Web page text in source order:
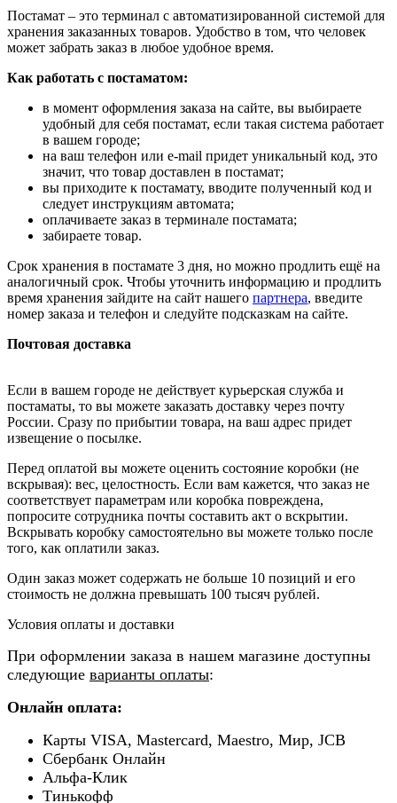
Постамат – это терминал с автоматизированной системой для
хранения заказанных товаров. Удобство в том, что человек
может забрать заказ в любое удобное время.
Как работать с постаматом:
в момент оформления заказа на сайте, вы выбираете
удобный для себя постамат, если такая система работает
в вашем городе;
на ваш телефон или e-mail придет уникальный код, это
значит, что товар доставлен в постамат;
вы приходите к постамату, вводите полученный код и
следует инструкциям автомата;
оплачиваете заказ в терминале постамата;
забираете товар.
Срок хранения в постамате 3 дня, но можно продлить ещё на
аналогичный срок. Чтобы уточнить информацию и продлить
время хранения зайдите на сайт нашего партнера, введите
номер заказа и телефон и следуйте подсказкам на сайте.
Почтовая доставка
Если в вашем городе не действует курьерская служба и
постаматы, то вы можете заказать доставку через почту
России. Сразу по прибытии товара, на ваш адрес придет
извещение о посылке.
Перед оплатой вы можете оценить состояние коробки (не
вскрывая): вес, целостность. Если вам кажется, что заказ не
соответствует параметрам или коробка повреждена,
попросите сотрудника почты составить акт о вскрытии.
Вскрывать коробку самостоятельно вы можете только после
того, как оплатили заказ.
Один заказ может содержать не больше 10 позиций и его
стоимость не должна превышать 100 тысяч рублей.
Условия оплаты и доставки
При оформлении заказа в нашем магазине доступны
следующие варианты оплаты:
Онлайн оплата:
Карты VISA, Mastercard, Maestro, Мир, JCB
Сбербанк Онлайн
Альфа-Клик
Тинькофф